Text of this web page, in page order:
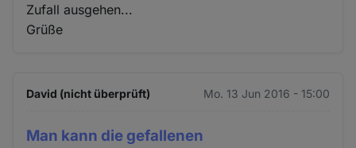
Zufall ausgehen...
Grüße
David (nicht überprüft) Mo. 13 Jun 2016 - 15:00
Man kann die gefallenen